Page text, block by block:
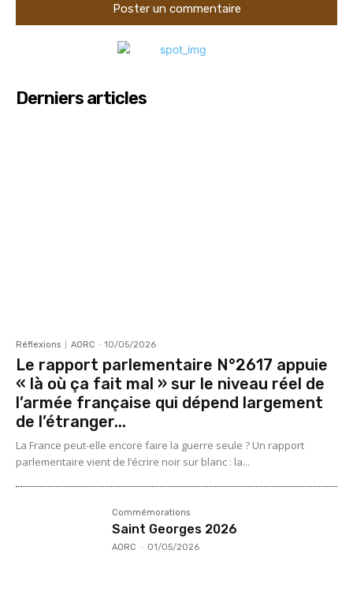
Derniers articles
Réflexions AORC - 10/05/2026
Le rapport parlementaire N°2617 appuie
« là où ça fait mal » sur le niveau réel de
l’armée française qui dépend largement
de l’étranger...
La France peut-elle encore faire la guerre seule ? Un rapport
parlementaire vient de l’écrire noir sur blanc : la...
Commémorations
Saint Georges 2026
AORC - 01/05/2026